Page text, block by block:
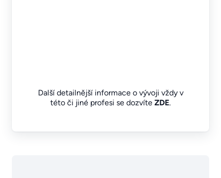
Další detailnější informace o vývoji vždy v
této či jiné profesi se dozvíte ZDE.